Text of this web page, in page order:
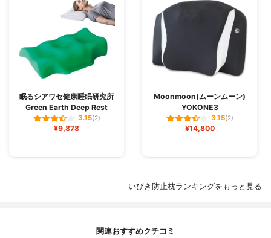
眠るシアワセ健康睡眠研究所
Green Earth Deep Rest
3.15(2)
¥9,878
Moonmoon(ムーンムーン)
YOKONE3
3.15(2)
¥14,800
いびき防止枕ランキングをもっと見る
関連おすすめクチコミ